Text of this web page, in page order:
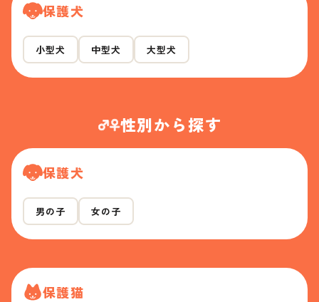
保護犬
小型犬 中型犬 大型犬
性別から探す
保護犬
男の子 女の子
保護猫